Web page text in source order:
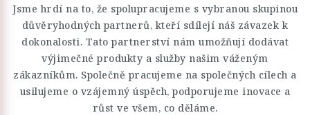
Jsme hrdí na to, že spolupracujeme s vybranou skupinou
důvěryhodných partnerů, kteří sdílejí náš závazek k
dokonalosti. Tato partnerství nám umožňují dodávat
výjimečné produkty a služby našim váženým
zákazníkům. Společně pracujeme na společných cílech a
usilujeme o vzájemný úspěch, podporujeme inovace a
růst ve všem, co děláme.